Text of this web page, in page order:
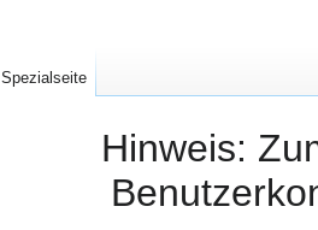
Hinweis:
Spezialseite